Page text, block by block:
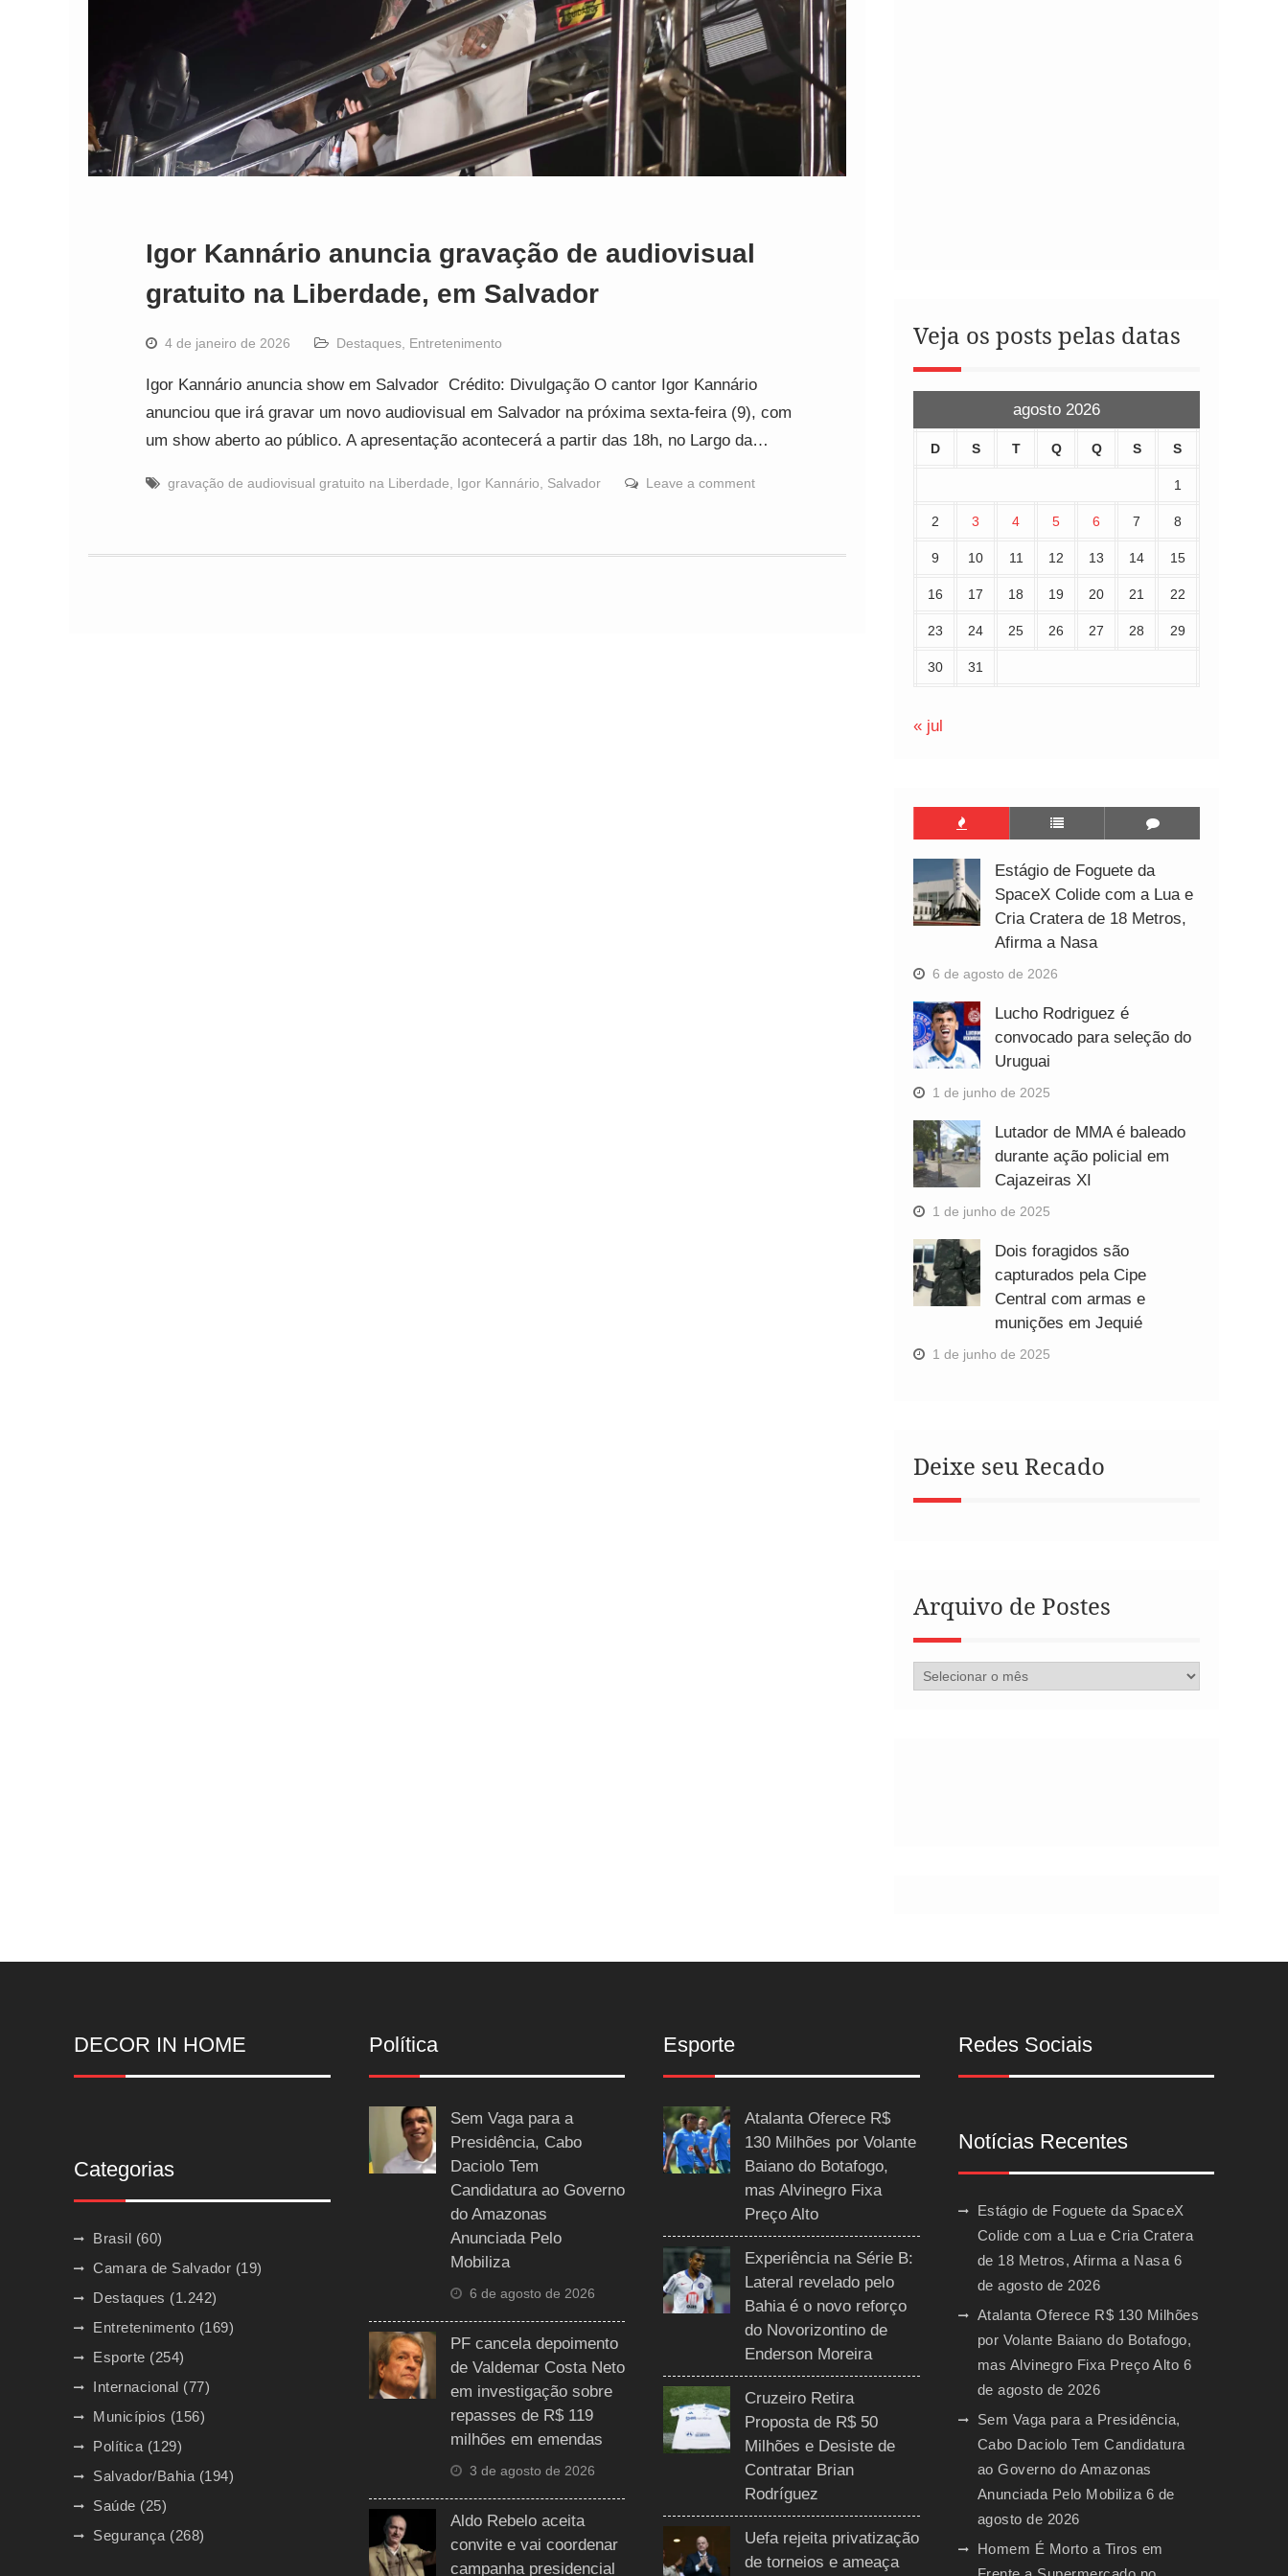
Igor Kannário anuncia gravação de audiovisual
gratuito na Liberdade, em Salvador
4 de janeiro de 2026 Destaques, Entretenimento
Igor Kannário anuncia show em Salvador Crédito: Divulgação O cantor Igor Kannário
anunciou que irá gravar um novo audiovisual em Salvador na próxima sexta-feira (9), com
um show aberto ao público. A apresentação acontecerá a partir das 18h, no Largo da…
gravação de audiovisual gratuito na Liberdade, Igor Kannário, Salvador Leave a comment
Veja os posts pelas datas
agosto 2026
D S T Q Q S S
1
2 3 4 5 6 7 8
9 10 11 12 13 14 15
16 17 18 19 20 21 22
23 24 25 26 27 28 29
30 31
« jul
Estágio de Foguete da
SpaceX Colide com a Lua e
Cria Cratera de 18 Metros,
Afirma a Nasa
6 de agosto de 2026
Lucho Rodriguez é
convocado para seleção do
Uruguai
1 de junho de 2025
Lutador de MMA é baleado
durante ação policial em
Cajazeiras XI
1 de junho de 2025
Dois foragidos são
capturados pela Cipe
Central com armas e
munições em Jequié
1 de junho de 2025
Deixe seu Recado
Arquivo de Postes
Arquivo
DECOR IN HOME
Categorias
Brasil (60)
Camara de Salvador (19)
Destaques (1.242)
Entretenimento (169)
Esporte (254)
Internacional (77)
Municípios (156)
Política (129)
Salvador/Bahia (194)
Saúde (25)
Segurança (268)
Política
Sem Vaga para a
Presidência, Cabo
Daciolo Tem
Candidatura ao Governo
do Amazonas
Anunciada Pelo
Mobiliza
6 de agosto de 2026
PF cancela depoimento
de Valdemar Costa Neto
em investigação sobre
repasses de R$ 119
milhões em emendas
3 de agosto de 2026
Aldo Rebelo aceita
convite e vai coordenar
campanha presidencial
Esporte
Atalanta Oferece R$
130 Milhões por Volante
Baiano do Botafogo,
mas Alvinegro Fixa
Preço Alto
Experiência na Série B:
Lateral revelado pelo
Bahia é o novo reforço
do Novorizontino de
Enderson Moreira
Cruzeiro Retira
Proposta de R$ 50
Milhões e Desiste de
Contratar Brian
Rodríguez
Uefa rejeita privatização
de torneios e ameaça
Redes Sociais
Notícias Recentes
Estágio de Foguete da SpaceX
Colide com a Lua e Cria Cratera
de 18 Metros, Afirma a Nasa 6
de agosto de 2026
Atalanta Oferece R$ 130 Milhões
por Volante Baiano do Botafogo,
mas Alvinegro Fixa Preço Alto 6
de agosto de 2026
Sem Vaga para a Presidência,
Cabo Daciolo Tem Candidatura
ao Governo do Amazonas
Anunciada Pelo Mobiliza 6 de
agosto de 2026
Homem É Morto a Tiros em